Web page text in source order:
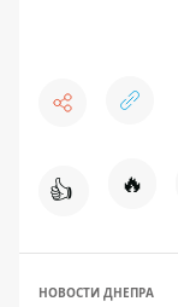
👍 🔥
НОВОСТИ ДНЕПРА